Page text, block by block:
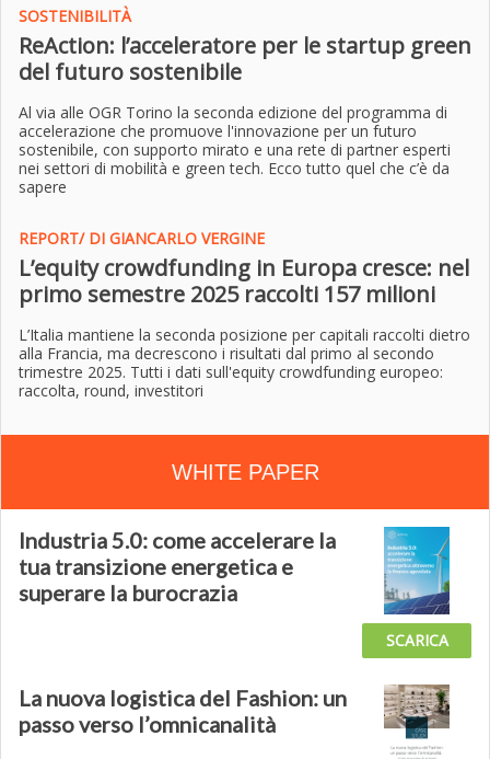
SOSTENIBILITÀ
ReAction: l’acceleratore per le startup green
del futuro sostenibile
Al via alle OGR Torino la seconda edizione del programma di
accelerazione che promuove l'innovazione per un futuro
sostenibile, con supporto mirato e una rete di partner esperti
nei settori di mobilità e green tech. Ecco tutto quel che c’è da
sapere
REPORT/ DI GIANCARLO VERGINE
L’equity crowdfunding in Europa cresce: nel
primo semestre 2025 raccolti 157 milioni
L’Italia mantiene la seconda posizione per capitali raccolti dietro
alla Francia, ma decrescono i risultati dal primo al secondo
trimestre 2025. Tutti i dati sull'equity crowdfunding europeo:
raccolta, round, investitori
WHITE PAPER
Industria 5.0: come accelerare la
tua transizione energetica e
superare la burocrazia
SCARICA
La nuova logistica del Fashion: un
passo verso l’omnicanalità